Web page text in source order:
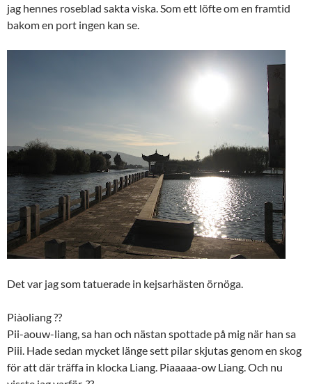
jag hennes roseblad sakta viska. Som ett löfte om en framtid
bakom en port ingen kan se.
Det var jag som tatuerade in kejsarhästen örnöga.
Piàoliang??
Pii-aouw-liang, sa han och nästan spottade på mig när han sa
Piii. Hade sedan mycket länge sett pilar skjutas genom en skog
för att där träffa in klocka Liang. Piaaaaa-ow Liang. Och nu